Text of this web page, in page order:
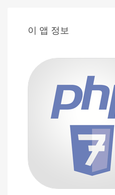
이 앱 정보